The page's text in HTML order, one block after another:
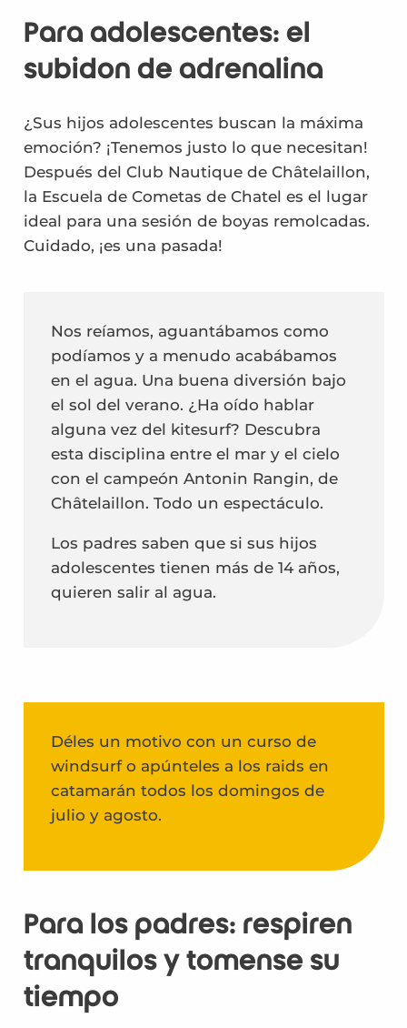
Para adolescentes: el
subidón de adrenalina
¿Sus hijos adolescentes buscan la máxima
emoción? ¡Tenemos justo lo que necesitan!
Después del Club Nautique de Châtelaillon,
la Escuela de Cometas de Chatel es el lugar
ideal para una sesión de boyas remolcadas.
Cuidado, ¡es una pasada!
Nos reíamos, aguantábamos como
podíamos y a menudo acabábamos
en el agua. Una buena diversión bajo
el sol del verano. ¿Ha oído hablar
alguna vez del kitesurf? Descubra
esta disciplina entre el mar y el cielo
con el campeón Antonin Rangin, de
Châtelaillon. Todo un espectáculo.
Los padres saben que si sus hijos
adolescentes tienen más de 14 años,
quieren salir al agua.
Déles un motivo con un curso de
windsurf o apúnteles a los raids en
catamarán todos los domingos de
julio y agosto.
Para los padres: respiren
tranquilos y tómense su
tiempo